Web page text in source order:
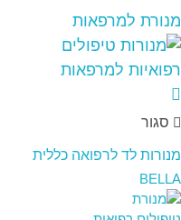
מנורת למרפאות
סגור
מנורות לד לרפואה כללית
BELLA